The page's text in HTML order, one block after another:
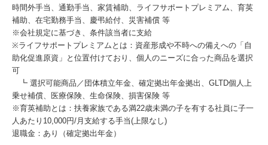
時間外手当、通勤手当、家賃補助、ライフサポートプレミアム、育英
補助、在宅勤務手当、慶弔給付、災害補償 等
※会社規定に基づき、条件該当者に支給
※ライフサポートプレミアムとは：資産形成や不時への備えへの「自
助化促進原資」と位置付けており、個人のニーズに合った商品を選択
可
┗ 選択可能商品／団体積立年金、確定拠出年金拠出、GLTD個人上
乗せ補償、医療保険、生命保険、損害保険 等
※育英補助とは：扶養家族である満22歳未満の子を有する社員に子一
人あたり10,000円/月支給する手当(上限なし)
退職金：あり（確定拠出年金）